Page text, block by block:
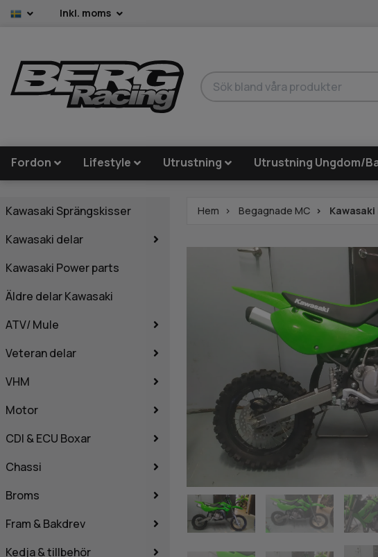
Inkl. moms
Fordon Lifestyle Utrustning Utrustning Ungdom/
Kawasaki Sprängskisser
Kawasaki delar
Kawasaki Power parts
Äldre delar Kawasaki
ATV/ Mule
Veteran delar
VHM
Motor
CDI & ECU Boxar
Chassi
Broms
Fram & Bakdrev
Kedja & tillbehör
Hem Begagnade MC Kawasaki